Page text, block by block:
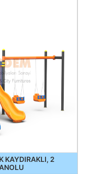
KAYDIRAKLI, 2